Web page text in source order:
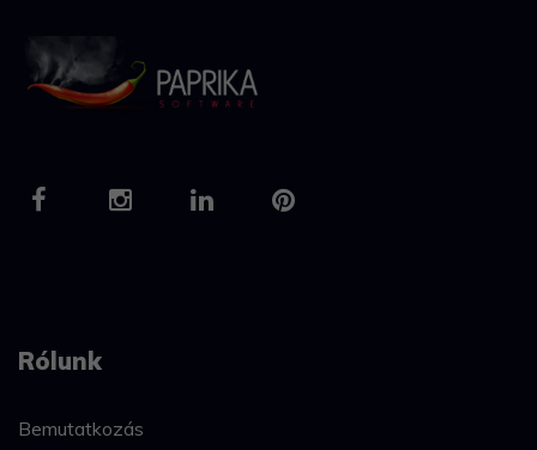
Rólunk
Bemutatkozás